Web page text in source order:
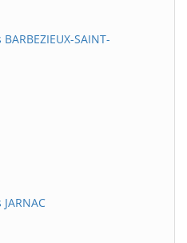
SAINT-